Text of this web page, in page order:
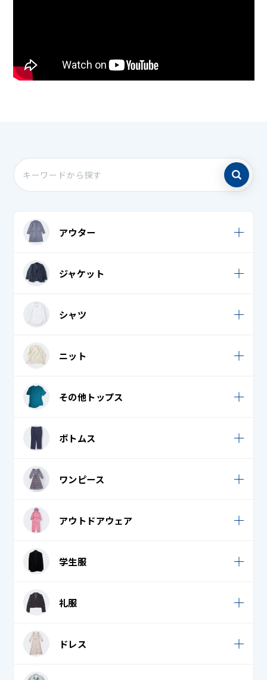
アウター
ウィンドブレーカー
キルティングベスト
ジャンパー
ダウンジャケット・ダウンコート
ベンチコート
ジャケット
カジュアルジャケット
スーツ
タキシード・モーニング・燕尾服 上
礼服 / 喪服
シャツ
Tシャツ・ロングTシャツ
ポロシャツ
襟付き / オープンシャツ
ニット
カーディガン
その他トップス
Tシャツ・ロングTシャツ
ジャージ
トレーナー・パーカー
バスローブ
ブラウス
ベスト・ロングベスト
ボレロ
ポロシャツ
ボトムス
スーツ
カジュアルパンツ / スカート
ジャージ
ダウンパンツ / スカート
デニム (ジーンズ)
学生服
礼服 / 喪服
ワンピース
サロペット・ジャンパースカート
ロンパース
ワンピース・チュニック
礼服 / 喪服
アウトドアウェア
ウェットスーツ
スキー手袋・スノボ手袋
学生服
学生服
礼服
礼服 / 喪服
ドレス
チャイナドレス